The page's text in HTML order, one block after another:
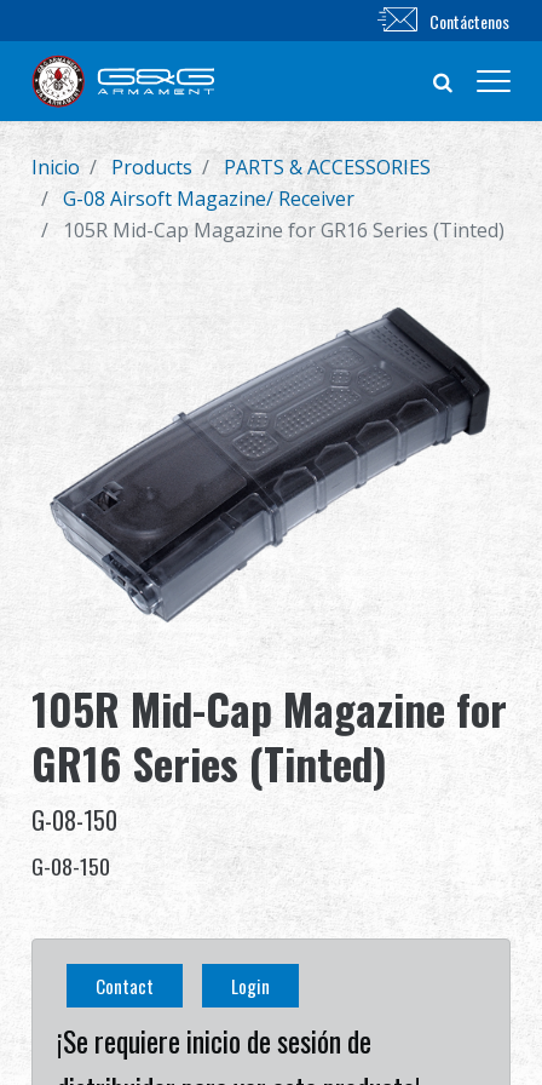
Nuevo producto
Airsoft Rifle
Sistema de Entrenamiento
Distribuidor
Sobre nosotros
Competitions & Event
Soporte
繁體中文
Français
Contáctenos
Inicio Products
PARTS & ACCESSORIES
G-08 Airsoft Magazine/ Receiver
105R Mid-Cap Magazine for GR16 Series (Tinted)
105R Mid-Cap Magazine for
GR16 Series (Tinted)
G-08-150
G-08-150
Contact Login
¡Se requiere inicio de sesión de